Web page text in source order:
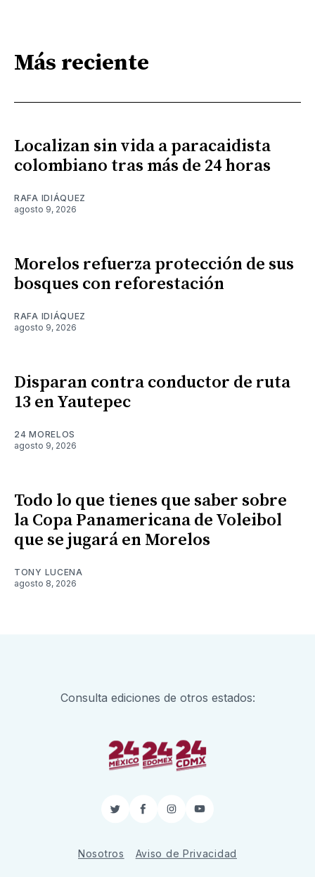
Más reciente
Localizan sin vida a paracaidista
colombiano tras más de 24 horas
RAFA IDIÁQUEZ
agosto 9, 2026
Morelos refuerza protección de sus
bosques con reforestación
RAFA IDIÁQUEZ
agosto 9, 2026
Disparan contra conductor de ruta
13 en Yautepec
24 MORELOS
agosto 9, 2026
Todo lo que tienes que saber sobre
la Copa Panamericana de Voleibol
que se jugará en Morelos
TONY LUCENA
agosto 8, 2026
Consulta ediciones de otros estados:
TwitterFacebook
InstagramYouTube
Nosotros Aviso de Privacidad